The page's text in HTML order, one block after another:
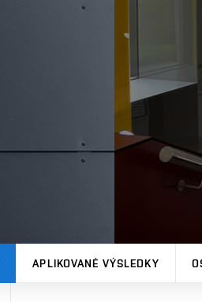
APLIKOVANÉ VÝSLEDKY